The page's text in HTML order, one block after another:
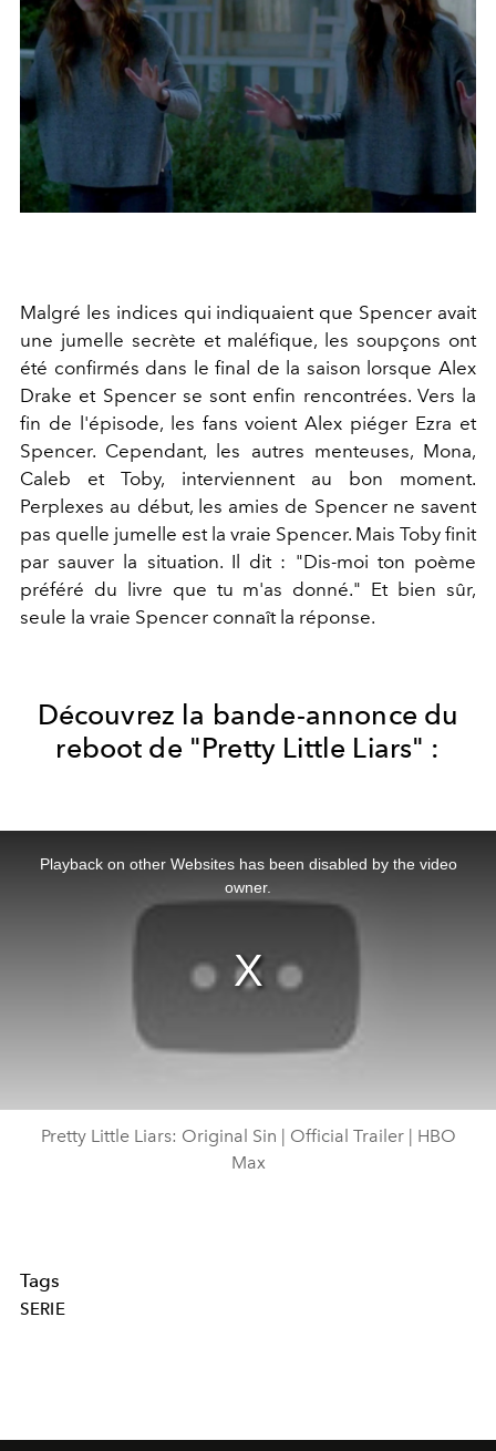
Malgré les indices qui indiquaient que Spencer avait
une jumelle secrète et maléfique, les soupçons ont
été confirmés dans le final de la saison lorsque Alex
Drake et Spencer se sont enfin rencontrées. Vers la
fin de l'épisode, les fans voient Alex piéger Ezra et
Spencer. Cependant, les autres menteuses, Mona,
Caleb et Toby, interviennent au bon moment.
Perplexes au début, les amies de Spencer ne savent
pas quelle jumelle est la vraie Spencer. Mais Toby finit
par sauver la situation. Il dit : "Dis-moi ton poème
préféré du livre que tu m'as donné." Et bien sûr,
seule la vraie Spencer connaît la réponse.
Découvrez la bande-annonce du
reboot de "Pretty Little Liars" :
Playback on other Websites has been disabled by the video
owner.
Pretty Little Liars: Original Sin | Official Trailer | HBO
Max
Tags
SERIE